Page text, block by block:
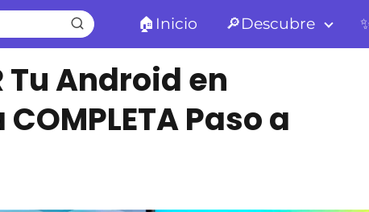
🏠Inicio 🔎Descubre
Tu Android en
Paso a